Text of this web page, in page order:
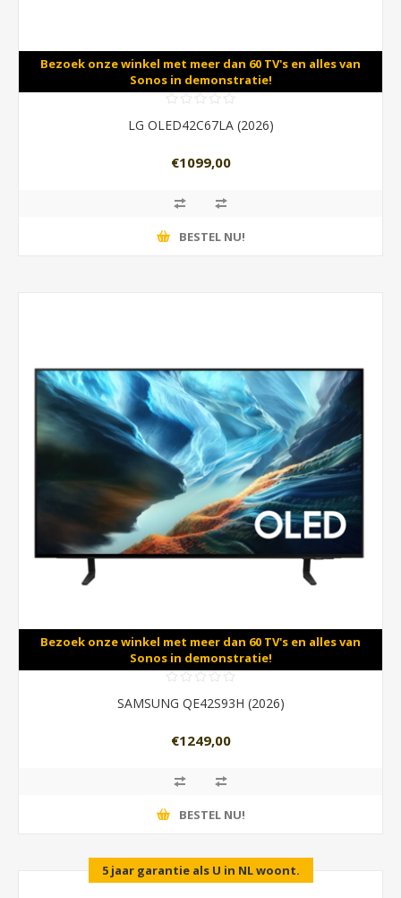
Bezoek onze winkel met meer dan 60 TV's en alles van
Sonos in demonstratie!
LG OLED42C67LA (2026)
€1099,00
BESTEL NU!
Bezoek onze winkel met meer dan 60 TV's en alles van
Sonos in demonstratie!
SAMSUNG QE42S93H (2026)
€1249,00
BESTEL NU!
5 jaar garantie als U in NL woont.